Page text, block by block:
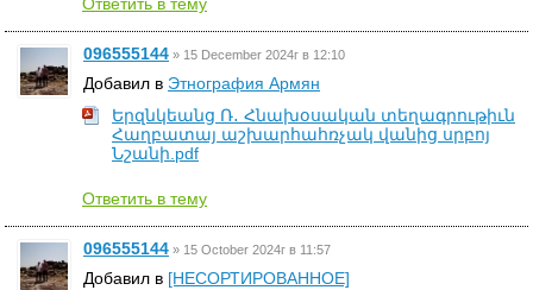
Ответить в тему
096555144 » 15 December 2024г в 12:10
Добавил в Этнография Армян
Երզնկեանց Ռ․ Հնախօսական տեղագրութիւն
Հաղբատայ աշխարհահռչակ վանից սրբոյ
Նշանի.pdf
Ответить в тему
096555144 » 15 October 2024г в 11:57
Добавил в [НЕСОРТИРОВАННОЕ]